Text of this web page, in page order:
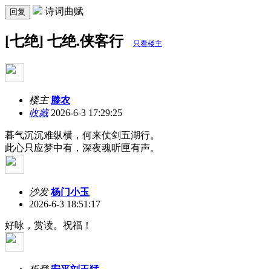
回复 诗词曲赋
[七绝] 七绝.侠客行 只看楼主
楼主 滕农
收藏2026-6-3 17:29:25
暮气沉沉难纵横，何来仗剑五湖行。
此心只应梦中有，深夜魂听匣有声。
沙发 杨门小玉
2026-6-3 18:51:17
好咏，赏读。祝福！